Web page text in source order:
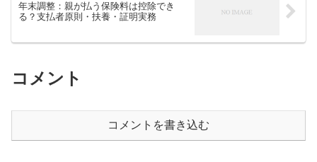
年末調整：親が払う保険料は控除でき
る？支払者原則・扶養・証明実務
コメント
コメントを書き込む